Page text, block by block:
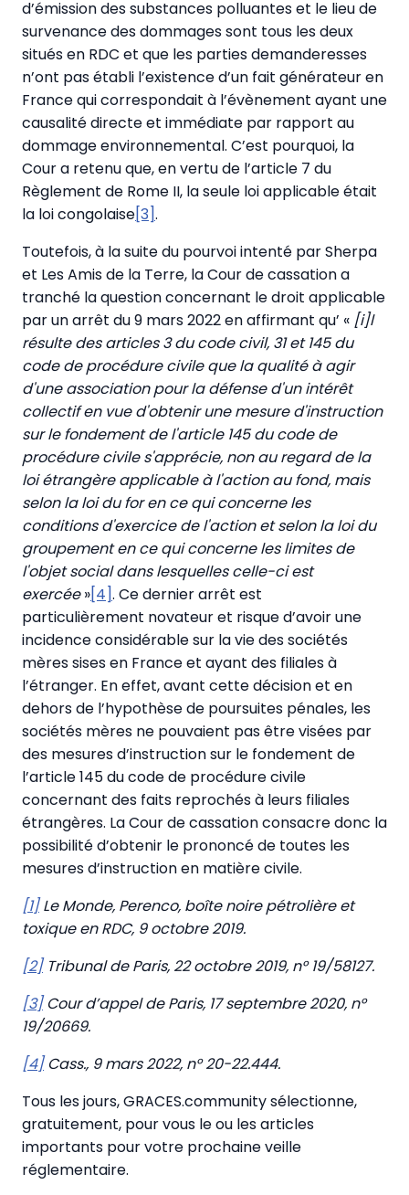
d’émission des substances polluantes et le lieu de
survenance des dommages sont tous les deux
situés en RDC et que les parties demanderesses
n’ont pas établi l’existence d’un fait générateur en
France qui correspondait à l’évènement ayant une
causalité directe et immédiate par rapport au
dommage environnemental. C’est pourquoi, la
Cour a retenu que, en vertu de l’article 7 du
Règlement de Rome II, la seule loi applicable était
la loi congolaise[3].
Toutefois, à la suite du pourvoi intenté par Sherpa
et Les Amis de la Terre, la Cour de cassation a
tranché la question concernant le droit applicable
par un arrêt du 9 mars 2022 en affirmant qu’ « [i]l
résulte des articles 3 du code civil, 31 et 145 du
code de procédure civile que la qualité à agir
d'une association pour la défense d'un intérêt
collectif en vue d'obtenir une mesure d'instruction
sur le fondement de l'article 145 du code de
procédure civile s'apprécie, non au regard de la
loi étrangère applicable à l'action au fond, mais
selon la loi du for en ce qui concerne les
conditions d'exercice de l'action et selon la loi du
groupement en ce qui concerne les limites de
l'objet social dans lesquelles celle-ci est
exercée»[4]. Ce dernier arrêt est
particulièrement novateur et risque d’avoir une
incidence considérable sur la vie des sociétés
mères sises en France et ayant des filiales à
l’étranger. En effet, avant cette décision et en
dehors de l’hypothèse de poursuites pénales, les
sociétés mères ne pouvaient pas être visées par
des mesures d’instruction sur le fondement de
l’article 145 du code de procédure civile
concernant des faits reprochés à leurs filiales
étrangères. La Cour de cassation consacre donc la
possibilité d’obtenir le prononcé de toutes les
mesures d’instruction en matière civile.
[1]Le Monde, Perenco, boîte noire pétrolière et
toxique en RDC, 9 octobre 2019.
[2]Tribunal de Paris, 22 octobre 2019, n° 19/58127.
[3]Cour d’appel de Paris, 17 septembre 2020, n°
19/20669.
[4]Cass., 9 mars 2022, n° 20-22.444.
Tous les jours, GRACES.community sélectionne,
gratuitement, pour vous le ou les articles
importants pour votre prochaine veille
réglementaire.